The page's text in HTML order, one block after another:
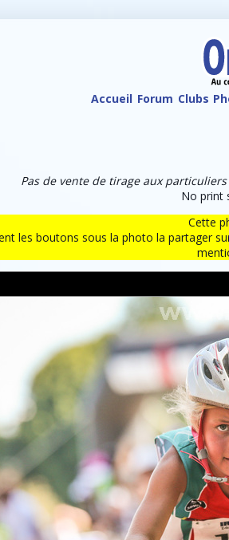
Accueil Forum Clubs
Pas de vente de tirage aux
No print
Cette
les boutons sous la photo la partager